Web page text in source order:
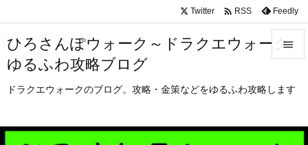
ひろさんぽウォーク～ドラクエウォーク
ゆるふわ攻略ブログ
ドラクエウォークのブログ。攻略・金策などをゆるふわ攻略します

メニュ
Twitter  RSS Feedly